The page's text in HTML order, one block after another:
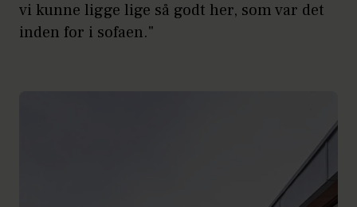
vi kunne ligge lige så godt her, som var det
inden for i sofaen."